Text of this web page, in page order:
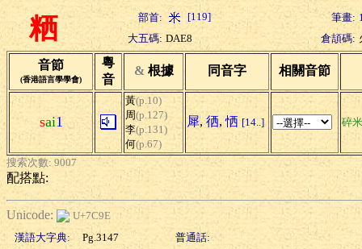
粞 部首: [119] 筆畫:
大五碼: DAE8 倉頡碼:
音節
(香港語言學學會)
粵
音
& 根據 同音字 相關音節
sai1
黃(p.10)
周(p.127)
李(p.131)
何(p.67)
犀, 徆,恓 [14..] 碎米
搜索次數: 9007
配搭點:
Unicode:
U+7C9E
漢語大字典:
Pg.3147 普通話: